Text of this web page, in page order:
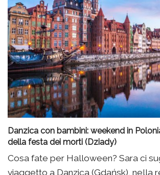
Danzica con bambini: weekend in
della festa dei morti (Dziady)
Cosa fate per Halloween? Sara ci
viaggetto a Danzica (Gdańsk), nella